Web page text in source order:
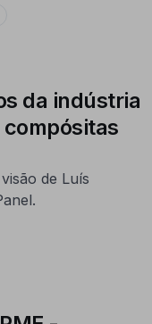
da indústria
de Luís